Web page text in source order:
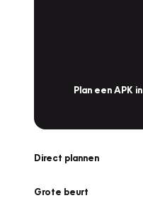
Plan een APK in
Direct plannen
Grote beurt